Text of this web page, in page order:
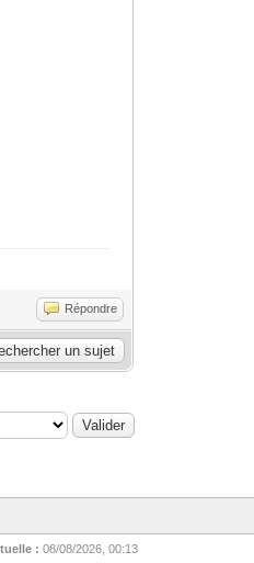
Répondre
: 08/08/2026, 00:13